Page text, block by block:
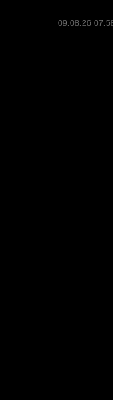
09.08.26